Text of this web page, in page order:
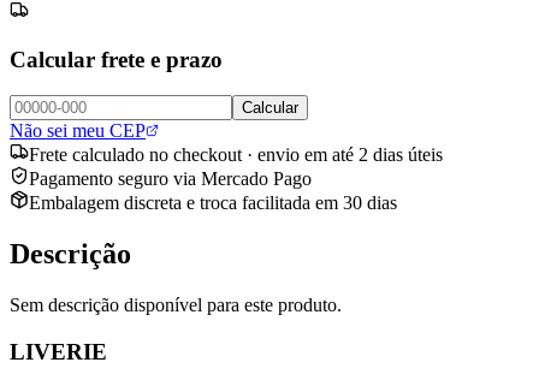
Calcular frete e prazo
Calcular
Não sei meu CEP
Frete calculado no checkout · envio em até 2 dias úteis
Pagamento seguro via Mercado Pago
Embalagem discreta e troca facilitada em 30 dias
Descrição
Sem descrição disponível para este produto.
LIVERIE